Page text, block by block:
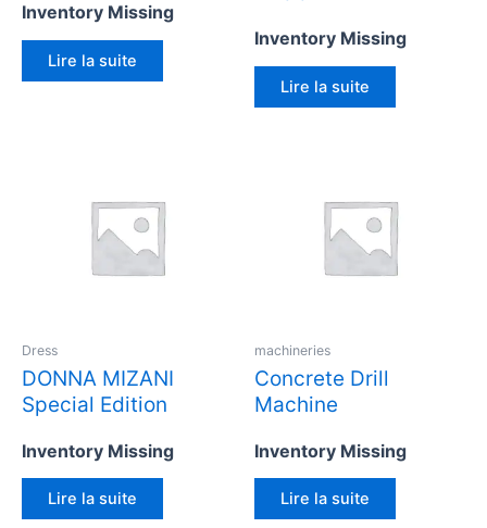
Inventory Missing
Lire la suite
Inventory Missing
Lire la suite
Dress
DONNA MIZANI
Special Edition
Inventory Missing
Lire la suite
machineries
Concrete Drill
Machine
Inventory Missing
Lire la suite